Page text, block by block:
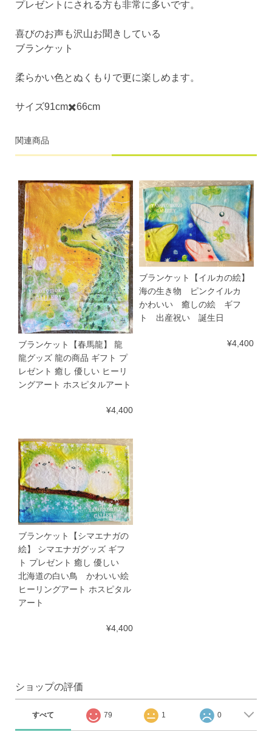
プレゼントにされる方も非常に多いです。
喜びのお声も沢山お聞きしている
ブランケット
柔らかい色とぬくもりで更に楽しめます。
サイズ91cm✖️66cm
関連商品
ブランケット【春馬龍】 龍
龍グッズ 龍の商品 ギフト プ
レゼント 癒し 優しい ヒーリ
ングアート ホスピタルアート
¥4,400
ブランケット【イルカの絵】
海の生き物 ピンクイルカ
かわいい 癒しの絵 ギフ
ト 出産祝い 誕生日
¥4,400
ブランケット【シマエナガの
絵】 シマエナガグッズ ギフ
ト プレゼント 癒し 優しい
北海道の白い鳥 かわいい絵
ヒーリングアート ホスピタル
アート
¥4,400
ショップの評価
すべて 79 1 0